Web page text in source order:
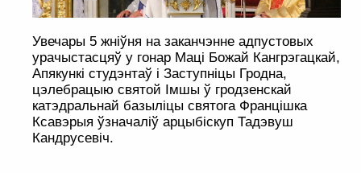
Увечары 5 жніўня на заканчэнне адпустовых
урачыстасцяў у гонар Маці Божай Кангрэгацкай,
Апякункі студэнтаў і Заступніцы Гродна,
цэлебрацыю святой Імшы ў гродзенскай
катэдральнай базыліцы святога Францішка
Ксавэрыя ўзначаліў арцыбіскуп Тадэвуш
Кандрусевіч.